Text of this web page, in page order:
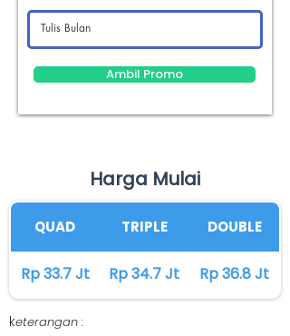
Ambil Promo
Harga Mulai
QUAD TRIPLE DOUBLE
Rp 33.7 Jt Rp 34.7 Jt Rp 36.8 Jt
keterangan :